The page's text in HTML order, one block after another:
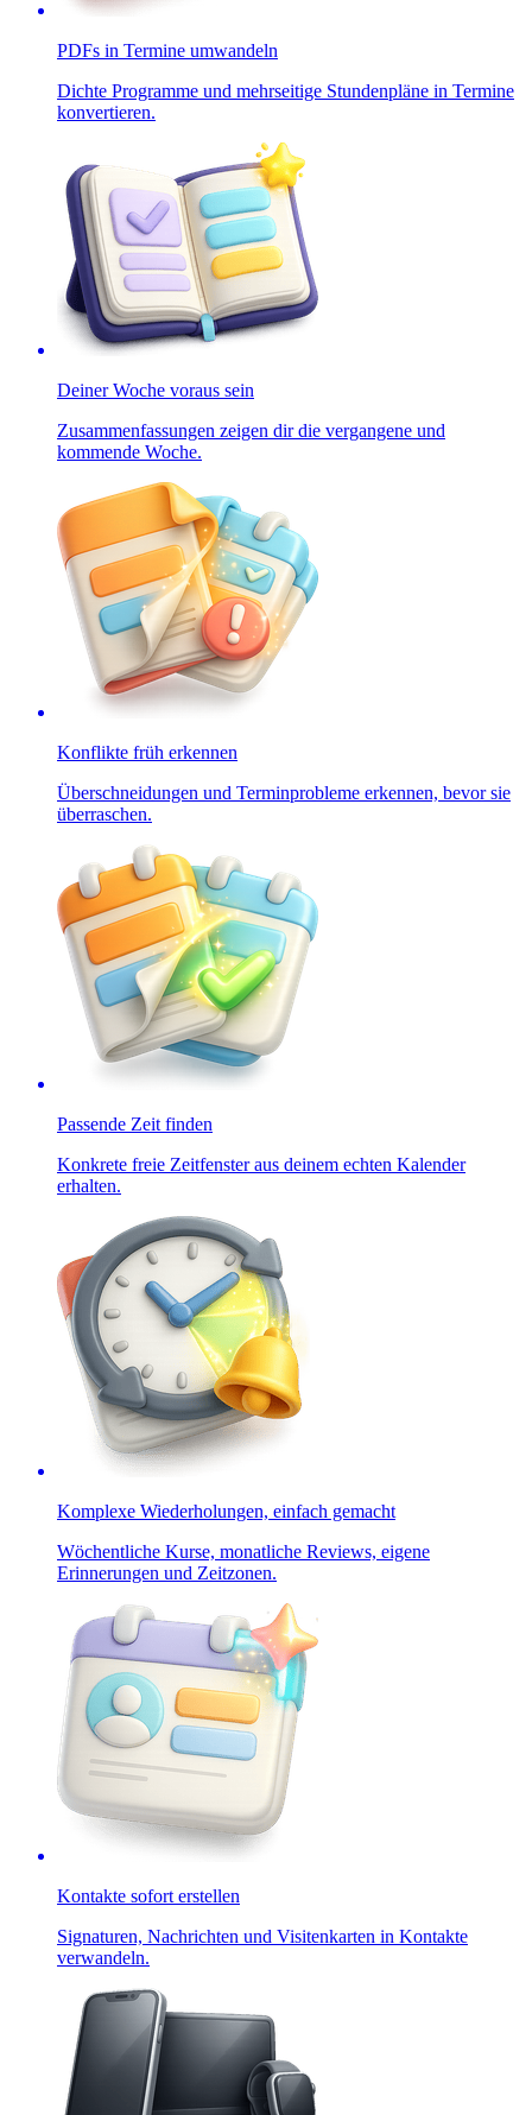
PDFs in Termine umwandeln
Dichte Programme und mehrseitige Stundenpläne in Termine
konvertieren.
Deiner Woche voraus sein
Zusammenfassungen zeigen dir die vergangene und
kommende Woche.
Konflikte früh erkennen
Überschneidungen und Terminprobleme erkennen, bevor sie
überraschen.
Passende Zeit finden
Konkrete freie Zeitfenster aus deinem echten Kalender
erhalten.
Komplexe Wiederholungen, einfach gemacht
Wöchentliche Kurse, monatliche Reviews, eigene
Erinnerungen und Zeitzonen.
Kontakte sofort erstellen
Signaturen, Nachrichten und Visitenkarten in Kontakte
verwandeln.